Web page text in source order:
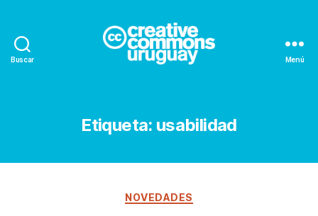
Buscar Menú
Etiqueta: usabilidad
Categorías
NOVEDADES